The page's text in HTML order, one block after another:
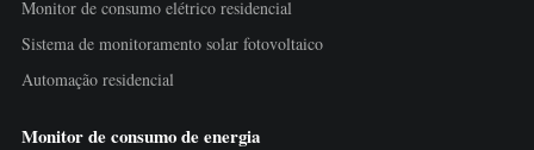
Monitor de consumo elétrico residencial
Sistema de monitoramento solar fotovoltaico
Automação residencial
Monitor de consumo de energia